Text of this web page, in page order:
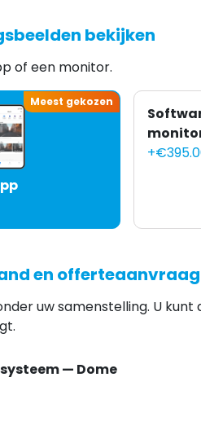
bekijken
of een monitor.
Meest gekozen
en offerteaanvraag
uw samenstelling. U
— Dome